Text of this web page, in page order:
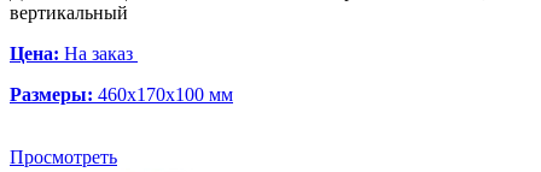
вертикальный
Цена: На заказ
Размеры: 460x170x100 мм
Просмотреть